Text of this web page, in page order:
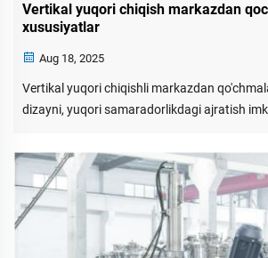
Vertikal yuqori chiqish markazdan
xususiyatlar
Aug 18, 2025
Vertikal yuqori chiqishli markazdan
dizayni, yuqori samaradorlikdagi ajratish
va kimyo sanoati uchun ideal. Batafsil